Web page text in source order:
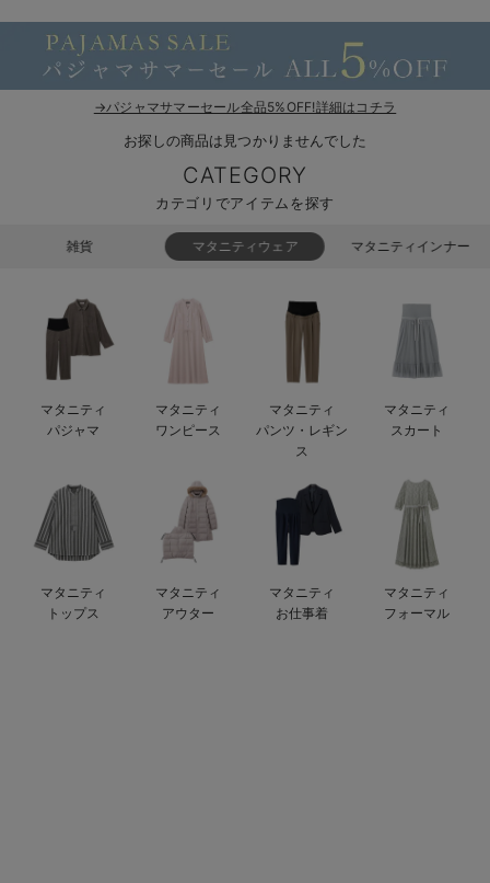
マタニティ トップス
マタニティ アウター（コート）・ママコート
マタニティ 授乳 キャミソール
産褥ショーツ
マタニティ フォーマル パンツ・ボトムス
【アウトレット】パジャマ
【アウトレット】インナー
コットン素材
冷房対策
快適機能ウェア特集 トップス
快適機能ウェア特集 ボトムス
erbaviva（エルバビーバ）
安心の日本製。先輩ママが買ってよかった！本当に必要な出産準備品
ハレの日に着るANGELIEBEのセレモニー
冬に可愛いニットがお得！
パジャマ
ツィード派
セット
ワーク・オフィス
女の子におススメの
何枚あっても嬉しい
長く使えるアイテム
レギンス・タイツ
→パジャマサマーセール全品5%OFF!詳細はコチラ
お探しの商品は見つかりませんでした
CATEGORY
カテゴリでアイテムを探す
雑貨 マタニティウェア マタニティインナー
マタニティ
パジャマ
マタニティ
ワンピース
マタニティ
パンツ・レギン
ス
マタニティ
スカート
マタニティ
トップス
マタニティ
アウター
マタニティ
お仕事着
マタニティ
フォーマル